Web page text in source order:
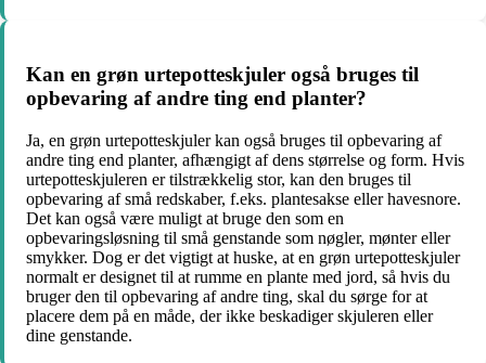
Kan en grøn urtepotteskjuler også bruges til
opbevaring af andre ting end planter?
Ja, en grøn urtepotteskjuler kan også bruges til opbevaring af
andre ting end planter, afhængigt af dens størrelse og form. Hvis
urtepotteskjuleren er tilstrækkelig stor, kan den bruges til
opbevaring af små redskaber, f.eks. plantesakse eller havesnore.
Det kan også være muligt at bruge den som en
opbevaringsløsning til små genstande som nøgler, mønter eller
smykker. Dog er det vigtigt at huske, at en grøn urtepotteskjuler
normalt er designet til at rumme en plante med jord, så hvis du
bruger den til opbevaring af andre ting, skal du sørge for at
placere dem på en måde, der ikke beskadiger skjuleren eller
dine genstande.